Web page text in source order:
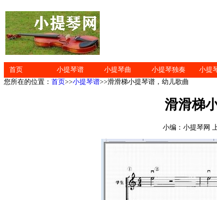
首页 小提琴谱 小提琴曲 小提琴独奏
小提
您所在的位置： 首页>>小提琴谱>>滑滑梯小提琴谱，幼儿歌曲
滑滑梯
小编：小提琴网